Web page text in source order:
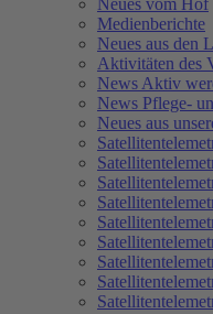
Neues vom Hof
Medienberichte
Neues aus den
Aktivitäten des
News Aktiv
News Pflege-
Neues aus